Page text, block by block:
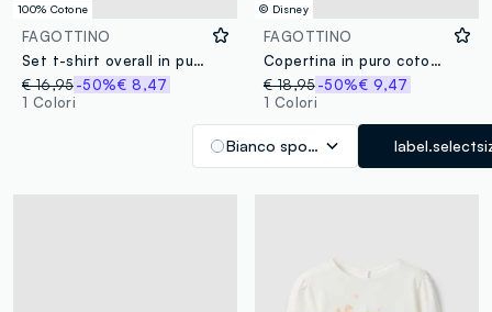
100% Cotone
FAGOTTINO
Set t-shirt overall in puro cotone multicolor da neonata
€ 16,95-50%€ 8,47
1 Colori
© Disney
FAGOTTINO
Copertina in puro cotone organico bianca da neonata Winnie-the-Pooh
€ 18,95 -50%€ 9,47
1 Colori
Bianco sporco